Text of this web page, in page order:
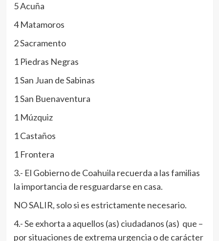
5 Acuña
4 Matamoros
2 Sacramento
1 Piedras Negras
1 San Juan de Sabinas
1 San Buenaventura
1 Múzquiz
1 Castaños
1 Frontera
3.- El Gobierno de Coahuila recuerda a las familias
la importancia de resguardarse en casa.
NO SALIR, solo si es estrictamente necesario.
4.- Se exhorta a aquellos (as) ciudadanos (as) que –
por situaciones de extrema urgencia o de carácter